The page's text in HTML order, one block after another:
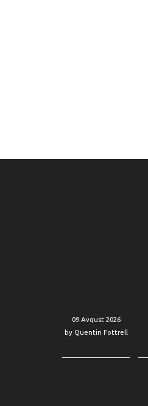
09 Avqust 2026
by Quentin Fottrell